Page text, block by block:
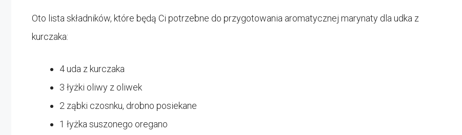
Oto lista składników, które będą Ci potrzebne do przygotowania aromatycznej marynaty dla udka z
kurczaka:
4 uda z kurczaka
3 łyżki oliwy z oliwek
2 ząbki czosnku, drobno posiekane
1 łyżka suszonego oregano